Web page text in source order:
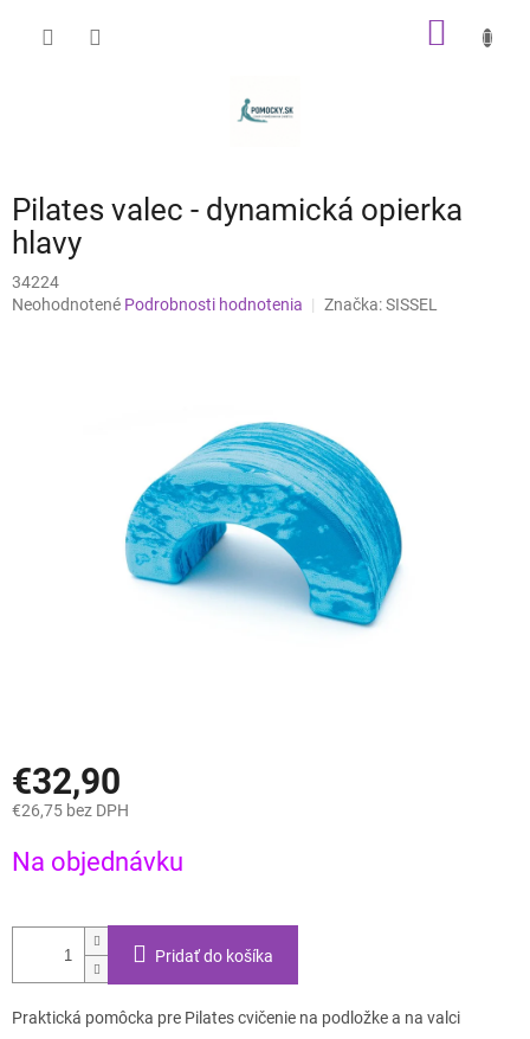
Pilates valec - dynamická opierka
hlavy
34224
Priemerné
Neohodnotené Podrobnosti hodnotenia Značka:SISSEL
€32,90
€26,75 bez DPH
cena:
Na objednávku
Pridať do košíka
Praktická pomôcka pre Pilates cvičenie na podložke a na valci